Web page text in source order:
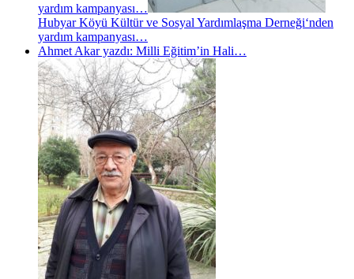
yardım kampanyası…
Hubyar Köyü Kültür ve Sosyal Yardımlaşma Derneği‘nden
yardım kampanyası…
Ahmet Akar yazdı: Milli Eğitim’in Hali…